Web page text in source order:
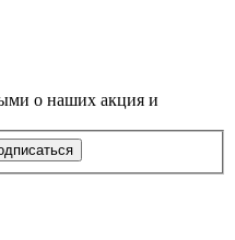
о наших акция и